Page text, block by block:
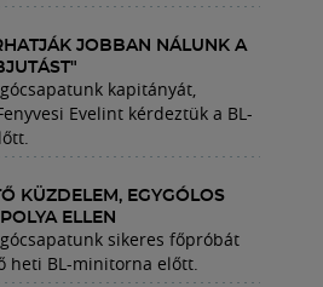
JOBBAN NÁLUNK A
kapitányát,
Evelint kérdeztük a BL-
KÜZDELEM, EGYGÓLOS
ELLEN
sikeres főpróbát
heti BL-minitorna előtt.